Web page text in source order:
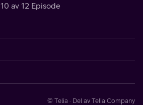
10 av 12 Episode
© Telia · Del av Telia Company